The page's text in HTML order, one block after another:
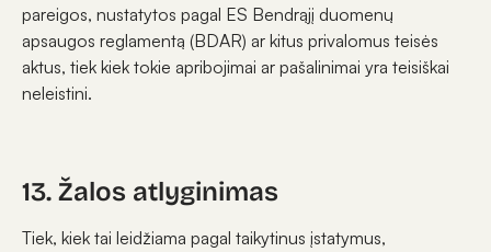
pareigos, nustatytos pagal ES Bendrąjį duomenų
apsaugos reglamentą (BDAR) ar kitus privalomus teisės
aktus, tiek kiek tokie apribojimai ar pašalinimai yra teisiškai
neleistini.
13. Žalos atlyginimas
Tiek, kiek tai leidžiama pagal taikytinus įstatymus,